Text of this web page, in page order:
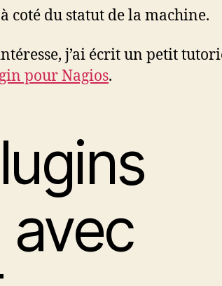
coté du statut de la machine.
j’ai écrit un petit
pour Nagios.